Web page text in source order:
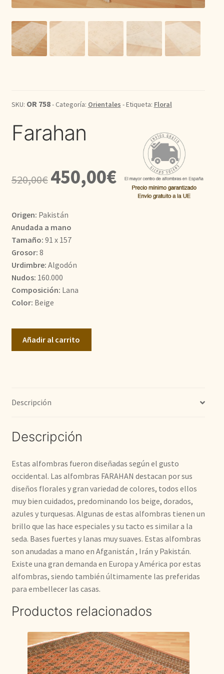
Kilim
Redondas
Pasillo
SKU: OR 758- Categoría: Orientales - Etiqueta: Floral
Farahan
520,00€
El
precio
era:
520,00€.
450,00€El
precio
Origen: Pakistán
Anudada a mano
Tamaño: 91 x 157
Grosor: 8
Urdimbre: Algodón
Nudos: 160.000
Composición: Lana
Color: Beige
Añadir al carrito
Descripción
Descripción
Estas alfombras fueron diseñadas según el gusto
occidental. Las alfombras FARAHAN destacan por sus
diseños florales y gran variedad de colores, todos ellos
muy bien cuidados, predominando los beige, dorados,
azules y turquesas. Algunas de estas alfombras tienen un
brillo que las hace especiales y su tacto es similar a la
seda. Bases fuertes y lanas muy suaves. Estas alfombras
son anudadas a mano en Afganistán , Irán y Pakistán.
Existe una gran demanda en Europa y América por estas
alfombras, siendo también últimamente las preferidas
para embellecer las casas.
Productos relacionados